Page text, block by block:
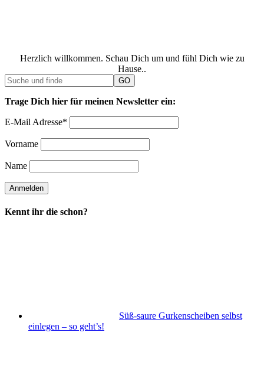
Herzlich willkommen. Schau Dich um und fühl Dich wie zu
Hause..
Trage Dich hier für meinen Newsletter ein:
E-Mail Adresse*
Vorname
Name
Kennt ihr die schon?
Süß-saure Gurkenscheiben selbst
einlegen – so geht’s!